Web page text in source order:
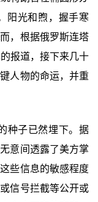
阳光和煦，握手寒
，根据俄罗斯连塔
报道，接下来几十
人物的命运，并重
种子已然埋下。据
意间透露了美方掌
些信息的敏感程度
信号拦截等公开或